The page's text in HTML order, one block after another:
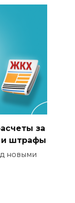
за
и штрафы
новыми